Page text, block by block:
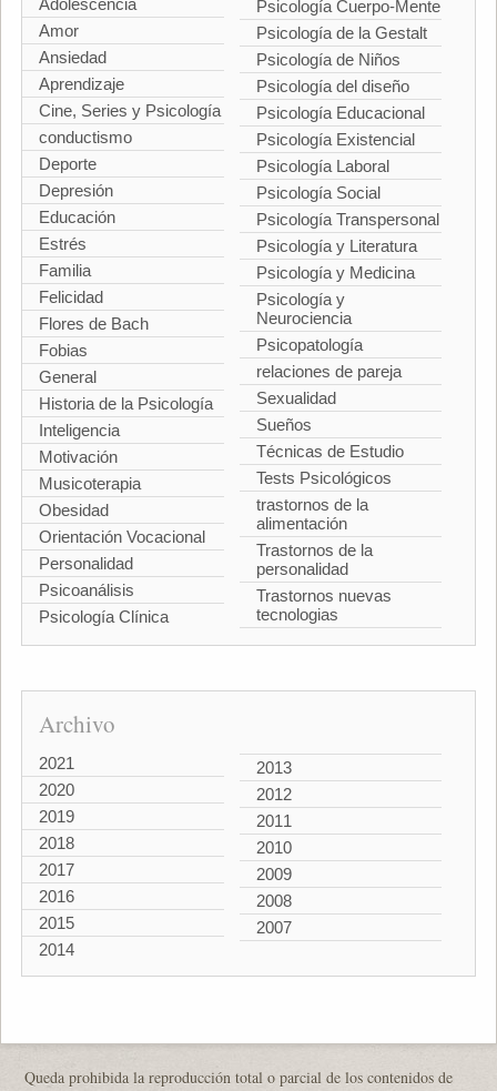
Adolescencia
Amor
Ansiedad
Aprendizaje
Cine, Series y Psicología
conductismo
Deporte
Depresión
Educación
Estrés
Familia
Felicidad
Flores de Bach
Fobias
General
Historia de la Psicología
Inteligencia
Motivación
Musicoterapia
Obesidad
Orientación Vocacional
Personalidad
Psicoanálisis
Psicología Clínica
Psicología Cuerpo-Mente
Psicología de la Gestalt
Psicología de Niños
Psicología del diseño
Psicología Educacional
Psicología Existencial
Psicología Laboral
Psicología Social
Psicología Transpersonal
Psicología y Literatura
Psicología y Medicina
Psicología y
Neurociencia
Psicopatología
relaciones de pareja
Sexualidad
Sueños
Técnicas de Estudio
Tests Psicológicos
trastornos de la
alimentación
Trastornos de la
personalidad
Trastornos nuevas
tecnologias
Archivo
2021
2020
2019
2018
2017
2016
2015
2014
2013
2012
2011
2010
2009
2008
2007
Queda prohibida la reproducción total o parcial de los contenidos de